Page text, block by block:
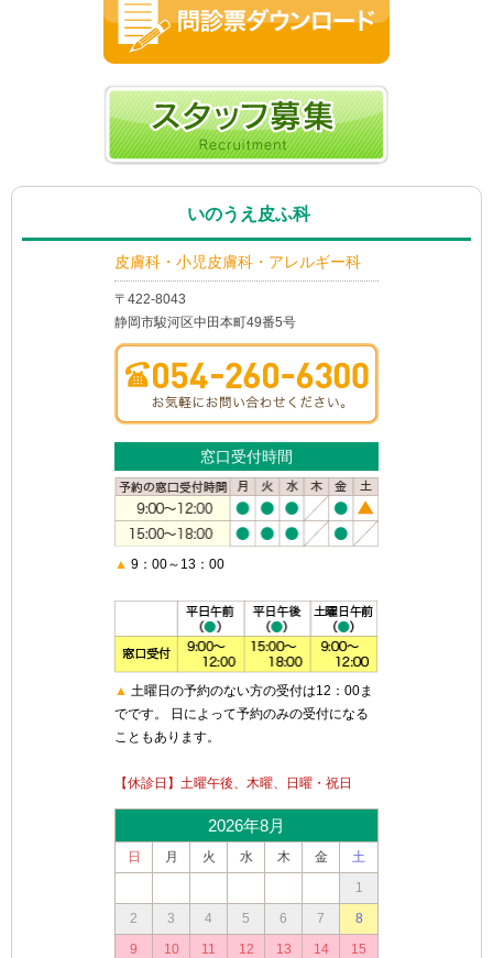
いのうえ皮ふ科
皮膚科・小児皮膚科・アレルギー科
〒422-8043
静岡市駿河区中田本町49番5号
窓口受付時間
▲ 9：00～13：00
▲ 土曜日の予約のない方の受付は12：00ま
でです。 日によって予約のみの受付になる
こともあります。
【休診日】土曜午後、木曜、日曜・祝日
2026年8月
日 月 火 水 木 金
土
1
2
3 4 5 6 7
8
9
10 11 12 13 14
15